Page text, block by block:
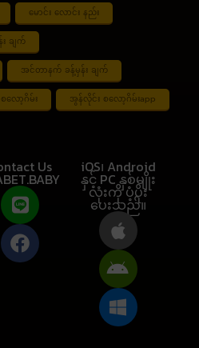
မောင်း လောင်း နည်း
ချက်
အင်တာနက် ခန့်မှန်း ချက်
လော့ဂိမ်း အွန်လိုင်း စလော့ဂိမ်းapp
Us iOS၊ Android
နှင့် PC နှစ်မျိုး
လုံးကို ပံ့ပိုး
ပေးသည်။